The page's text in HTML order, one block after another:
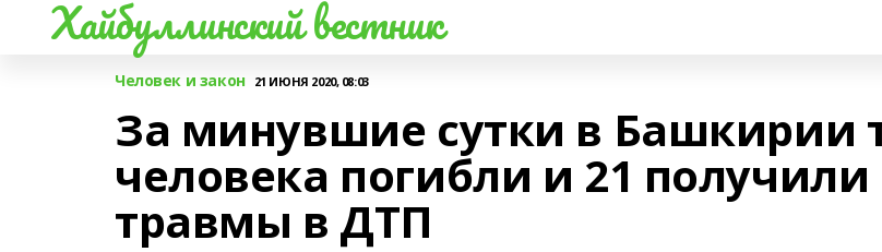
Хайбуллинский вестник
Человек и закон 21 ИЮНЯ 2020, 08:03
За минувшие сутки в Башкирии
человека погибли и 21 получили
травмы в ДТП